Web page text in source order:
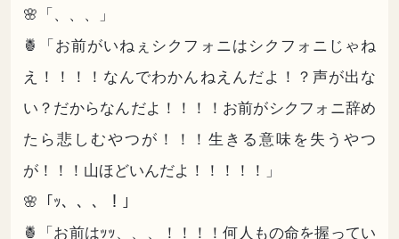
🌸「、、、」
🍍「お前がいねぇシクフォニはシクフォニじゃね
え！！！！なんでわかんねえんだよ！？声が出な
い？だからなんだよ！！！！お前がシクフォニ辞め
たら悲しむやつが！！！生きる意味を失うやつ
が！！！山ほどいんだよ！！！！！」
🌸「ｯ、、、！」
🍍「お前はｯｯ、、、！！！！何人もの命を握ってい